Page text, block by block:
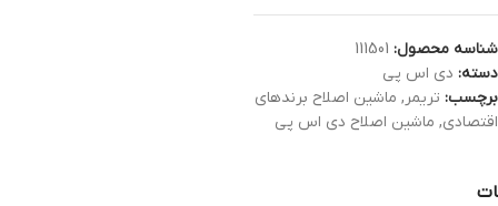
شناسه محصول: 111501
دسته: دی اس پی
برچسب: تریمر, ماشین اصلاح برندهای
اقتصادی, ماشین اصلاح دی اس پی